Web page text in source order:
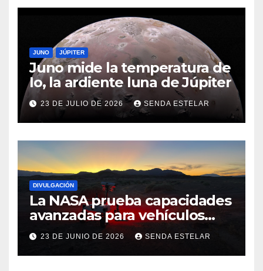
JUNO JÚPITER
Juno mide la temperatura de
Io, la ardiente luna de Júpiter
23 DE JULIO DE 2026 SENDA ESTELAR
DIVULGACIÓN
La NASA prueba capacidades
avanzadas para vehículos
exploradores lunares y
marcianos.
23 DE JUNIO DE 2026 SENDA ESTELAR